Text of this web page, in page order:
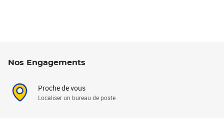
Nos Engagements
Proche de vous
Localiser un bureau de poste